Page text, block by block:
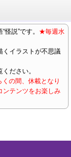
説”です。 ★毎週水
くイラストが不思議
ください。
の間、休載となり
ンテンツをお楽しみ